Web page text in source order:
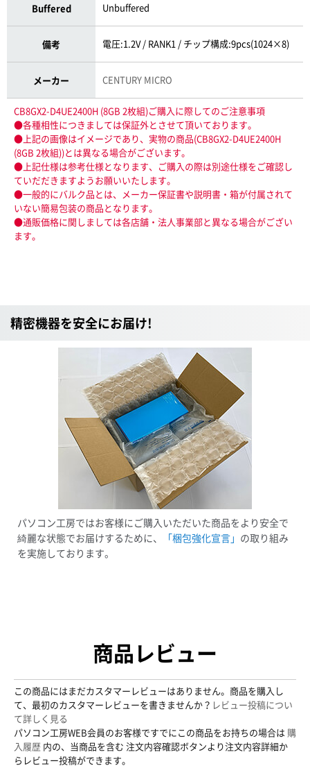
Buffered Unbuffered
備考 電圧:1.2V / RANK1 / チップ構成:9pcs(1024×8)
メーカー CENTURY MICRO
CB8GX2-D4UE2400H (8GB 2枚組)ご購入に際してのご注意事項
●各種相性につきましては保証外とさせて頂いております。
●上記の画像はイメージであり、実物の商品(CB8GX2-D4UE2400H
(8GB 2枚組))とは異なる場合がございます。
●上記仕様は参考仕様となります、ご購入の際は別途仕様をご確認し
ていだだきますようお願いいたします。
●一般的にバルク品とは、メーカー保証書や説明書・箱が付属されて
いない簡易包装の商品となります。
●通販価格に関しましては各店舗・法人事業部と異なる場合がござい
ます。
精密機器を安全にお届け!
パソコン工房ではお客様にご購入いただいた商品をより安全で
綺麗な状態でお届けするために、
「梱包強化宣言」 の取り組み
を実施しております。
商品レビュー
この商品にはまだカスタマーレビューはありません。商品を購入し
て、最初のカスタマーレビューを書きませんか？ レビュー投稿につい
て詳しく見る
パソコン工房WEB会員のお客様ですでにこの商品をお持ちの場合は 購
入履歴 内の、当商品を含む 注文内容確認ボタンより注文内容詳細か
らレビュー投稿ができます。